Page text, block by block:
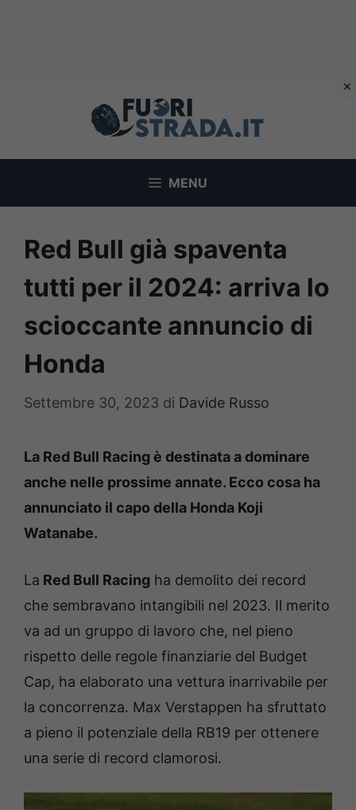
MENU
Red Bull già spaventa
tutti per il 2024: arriva lo
scioccante annuncio di
Honda
Settembre 30, 2023 di Davide Russo
La Red Bull Racing è destinata a dominare
anche nelle prossime annate. Ecco cosa ha
annunciato il capo della Honda Koji
Watanabe.
La Red Bull Racing ha demolito dei record
che sembravano intangibili nel 2023. Il merito
va ad un gruppo di lavoro che, nel pieno
rispetto delle regole finanziarie del Budget
Cap, ha elaborato una vettura inarrivabile per
la concorrenza. Max Verstappen ha sfruttato
a pieno il potenziale della RB19 per ottenere
una serie di record clamorosi.